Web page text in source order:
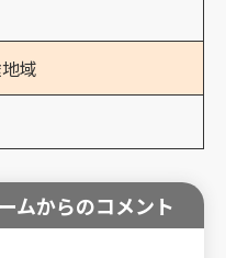
域
ムからのコメント